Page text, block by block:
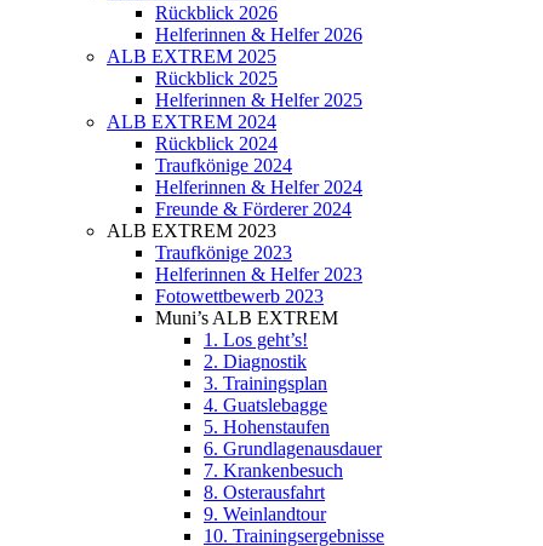
Rückblick 2026
Helferinnen & Helfer 2026
ALB EXTREM 2025
Rückblick 2025
Helferinnen & Helfer 2025
ALB EXTREM 2024
Rückblick 2024
Traufkönige 2024
Helferinnen & Helfer 2024
Freunde & Förderer 2024
ALB EXTREM 2023
Traufkönige 2023
Helferinnen & Helfer 2023
Fotowettbewerb 2023
Muni’s ALB EXTREM
1. Los geht’s!
2. Diagnostik
3. Trainingsplan
4. Guatslebagge
5. Hohenstaufen
6. Grundlagenausdauer
7. Krankenbesuch
8. Osterausfahrt
9. Weinlandtour
10. Trainingsergebnisse